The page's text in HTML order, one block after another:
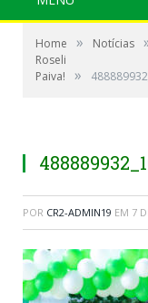
Home » Notícias
Roseli
Paiva!
»
POR CR2-ADMIN19 EM 7